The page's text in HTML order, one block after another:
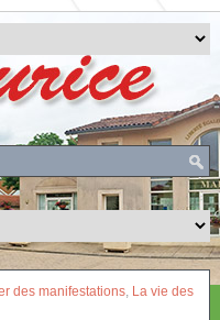
des manifestations, La vie des